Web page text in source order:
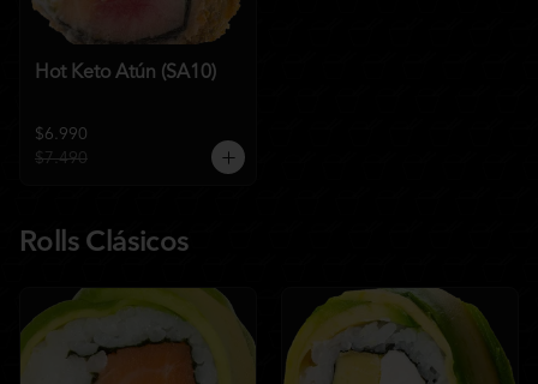
Hot Keto Atún (SA10)
$6.990
$7.490
Rolls Clásicos